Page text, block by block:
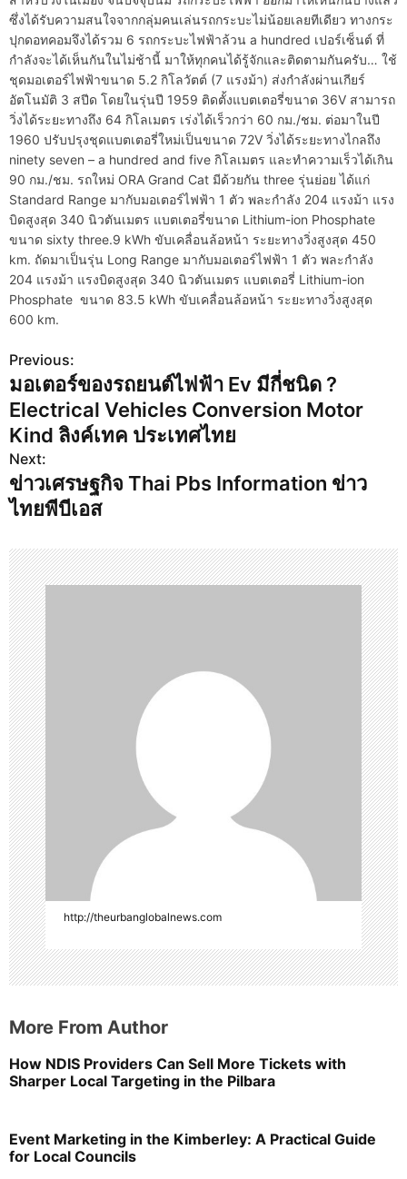
ซึ่งได้รับความสนใจจากกลุ่มคนเล่นรถกระบะไม่น้อยเลยทีเดียว ทางกระ
ปุกดอทคอมจึงได้รวม 6 รถกระบะไฟฟ้าล้วน a hundred เปอร์เซ็นต์ ที่
กำลังจะได้เห็นกันในไม่ช้านี้ มาให้ทุกคนได้รู้จักและติดตามกันครับ… ใช้
ชุดมอเตอร์ไฟฟ้าขนาด 5.2 กิโลวัตต์ (7 แรงม้า) ส่งกำลังผ่านเกียร์
อัตโนมัติ 3 สปีด โดยในรุ่นปี 1959 ติดตั้งแบตเตอรี่ขนาด 36V สามารถ
วิ่งได้ระยะทางถึง 64 กิโลเมตร เร่งได้เร็วกว่า 60 กม./ชม. ต่อมาในปี
1960 ปรับปรุงชุดแบตเตอรี่ใหม่เป็นขนาด 72V วิ่งได้ระยะทางไกลถึง
ninety seven – a hundred and five กิโลเมตร และทำความเร็วได้เกิน
90 กม./ชม. รถใหม่ ORA Grand Cat มีด้วยกัน three รุ่นย่อย ได้แก่
Standard Range มากับมอเตอร์ไฟฟ้า 1 ตัว พละกำลัง 204 แรงม้า แรง
บิดสูงสุด 340 นิวตันเมตร แบตเตอรี่ขนาด Lithium-ion Phosphate
ขนาด sixty three.9 kWh ขับเคลื่อนล้อหน้า ระยะทางวิ่งสูงสุด 450
km. ถัดมาเป็นรุ่น Long Range มากับมอเตอร์ไฟฟ้า 1 ตัว พละกำลัง
204 แรงม้า แรงบิดสูงสุด 340 นิวตันเมตร แบตเตอรี่ Lithium-ion
Phosphate ขนาด 83.5 kWh ขับเคลื่อนล้อหน้า ระยะทางวิ่งสูงสุด
600 km.
P
o
s
t
n
v
i
g
a
t
i
o
n
Previous:
มอเตอร์ของรถยนต์ไฟฟ้า Ev มีกี่ชนิด ?
Electrical Vehicles Conversion Motor
Kind ลิงค์เทค ประเทศไทย
Next:
ข่าวเศรษฐกิจ Thai Pbs Information ข่าว
ไทยพีบีเอส
http://theurbanglobalnews.com
More From Author
How NDIS Providers Can Sell More Tickets with
Sharper Local Targeting in the Pilbara
Event Marketing in the Kimberley: A Practical Guide
for Local Councils